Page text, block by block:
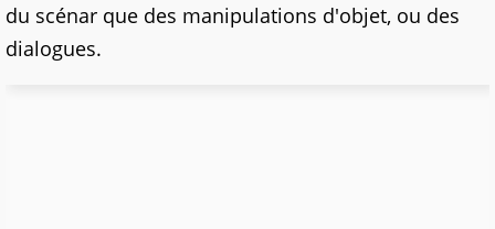
du scénar que des manipulations d'objet, ou des
dialogues.